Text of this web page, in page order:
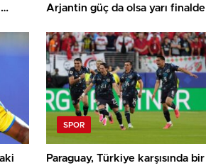
Arjantin güç da olsa yarı finalde
SPOR
Paraguay, Türkiye karşısında bir